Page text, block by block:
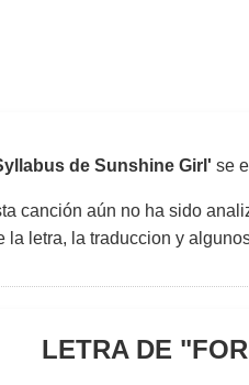
de Sunshine Girl' se
canción aún no ha sido
la letra, la traduccion y
LETRA DE "